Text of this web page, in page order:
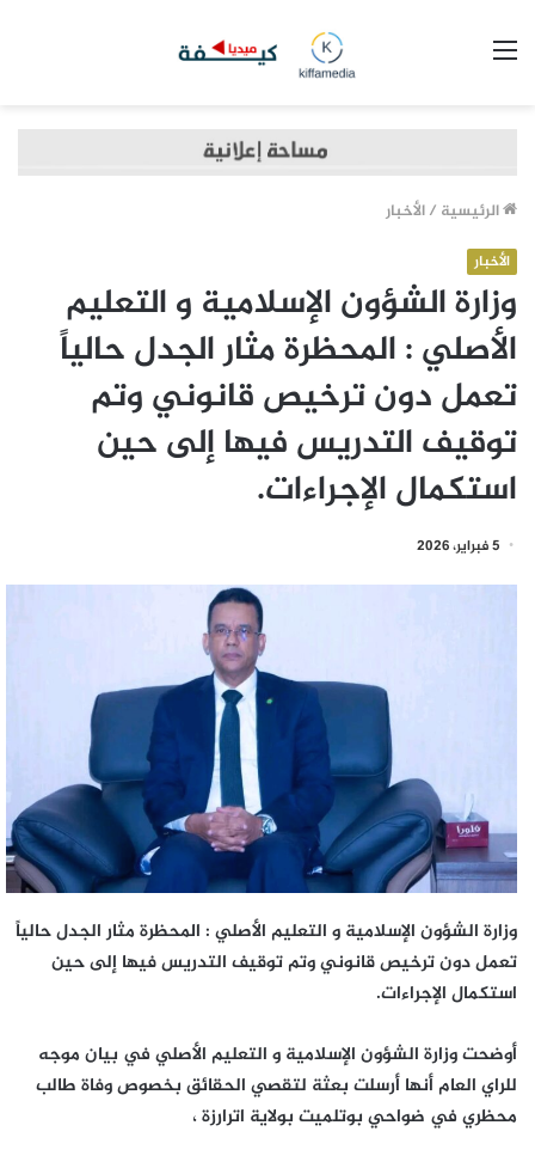
الرئيسية /الأخبار
الأخبار
وزارة الشؤون الإسلامية و التعليم
الأصلي : المحظرة مثار الجدل حالياً
تعمل دون ترخيص قانوني وتم
توقيف التدريس فيها إلى حين
استكمال الإجراءات.
5 فبراير، 2026
وزارة الشؤون الإسلامية و التعليم الأصلي : المحظرة مثار الجدل حالياً
تعمل دون ترخيص قانوني وتم توقيف التدريس فيها إلى حين
استكمال الإجراءات.
أوضحت وزارة الشؤون الإسلامية و التعليم الأصلي في بيان موجه
للراي العام أنها أرسلت بعثة لتقصي الحقائق بخصوص وفاة طالب
محظري في ضواحي بوتلميت بولاية اترارزة ،